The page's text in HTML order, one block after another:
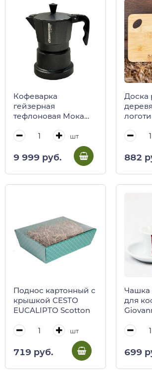
Кофеварка
гейзерная
тефлоновая Мока
GIOVANNACCI
шт
9 999 руб.
Доска
882
Поднос картонный с
крышкой CESTO
EUCALIPTO Scotton
шт
719 руб.
Чашка
для
699